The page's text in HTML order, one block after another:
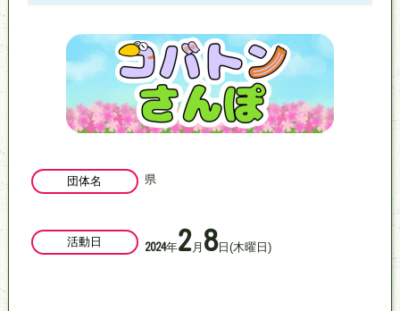
団体名 県
活動日 2024年2 月 8日(木曜日)